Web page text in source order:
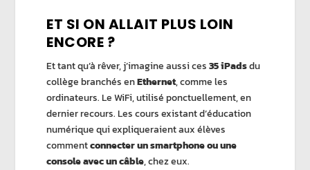
ET SI ON ALLAIT PLUS LOIN
ENCORE ?
Et tant qu’à rêver, j’imagine aussi ces35 iPadsdu
collège branchés enEthernet, comme les
ordinateurs. Le WiFi, utilisé ponctuellement, en
dernier recours. Les cours existant d’éducation
numérique qui expliqueraient aux élèves
commentconnecter un smartphone ou une
console avec un câble, chez eux.